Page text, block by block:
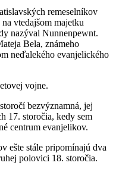
remeselníkov
vtedajšom majetku
nazýval Nunnenpewnt.
Bela, známeho
neďalekého evanjelického
vojne.
bezvýznamná, jej
17. storočia, kedy sem
centrum evanjelikov.
ešte stále pripomínajú dva
polovici 18. storočia.